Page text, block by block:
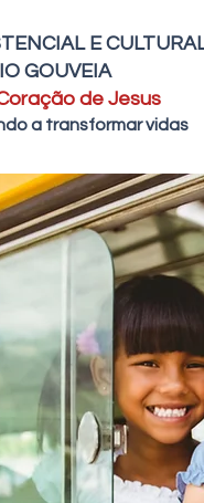
E
GOUVEIA
de Jesus
a transformar vidas